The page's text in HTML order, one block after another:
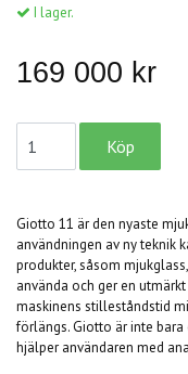
I lager.
169 000 kr
Giotto 11 är den nyaste
användningen av ny teknik
produkter, såsom
använda och ger en
maskinens stilleståndstid
förlängs. Giotto är inte
hjälper användaren med